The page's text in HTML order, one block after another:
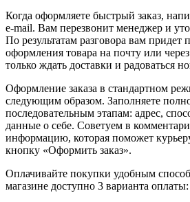
Когда оформляете быстрый заказ,
e-mail. Вам перезвонит менеджер и
По результатам разговора вам придет
оформления товара на почту или
только ждать доставки и радоваться
Оформление заказа в стандартном
следующим образом. Заполняете
последовательным этапам: адрес,
данные о себе. Советуем в
информацию, которая поможет
кнопку «Оформить заказ».
Оплачивайте покупки удобным
магазине доступно 3 варианта оплаты: